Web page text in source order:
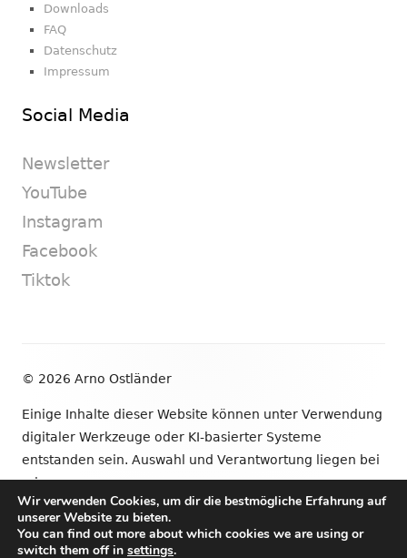
Downloads
FAQ
Datenschutz
Impressum
Social Media
Newsletter
YouTube
Instagram
Facebook
Tiktok
© 2026 Arno Ostländer
Einige Inhalte dieser Website können unter Verwendung
digitaler Werkzeuge oder KI-basierter Systeme
entstanden sein. Auswahl und Verantwortung liegen bei
mir.
•VerwendetTiny Framework
Wir verwenden Cookies, um dir die bestmögliche Erfahrung auf
unserer Website zu bieten.
You can find out more about which cookies we are using or
switch them off in settings.